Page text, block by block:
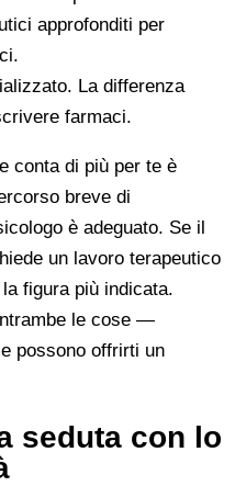
approfonditi per
La differenza
farmaci.
conta di più per te è
breve di
è adeguato. Se il
un lavoro terapeutico
figura più indicata.
le cose —
possono offrirti un
seduta con lo